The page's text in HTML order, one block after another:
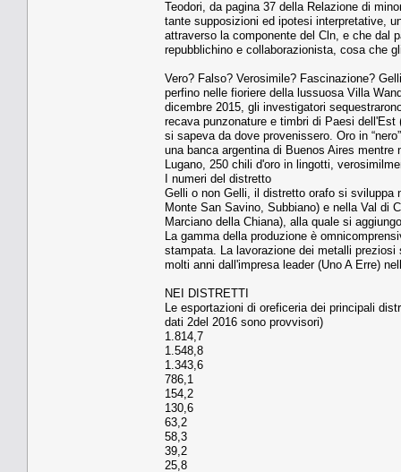
Teodori, da pagina 37 della Relazione di
tante supposizioni ed ipotesi interpretative,
attraverso la componente del Cln, e che dal
repubblichino e collaborazionista, cosa che
Vero? Falso? Verosimile? Fascinazione?
perfino nelle fioriere della lussuosa Villa
dicembre 2015, gli investigatori
recava punzonature e timbri di Paesi
si sapeva da dove provenissero. Oro in
una banca argentina di Buenos Aires
Lugano, 250 chili d'oro in lingotti,
I numeri del distretto
Gelli o non Gelli, il distretto orafo si sviluppa
Monte San Savino, Subbiano) e nella Val di
Marciano della Chiana), alla quale si
La gamma della produzione è
stampata. La lavorazione dei metalli
molti anni dall'impresa leader (Uno A Erre)
NEI DISTRETTI
Le esportazioni di oreficeria dei principali
dati 2del 2016 sono provvisori)
1.814,7
1.548,8
1.343,6
786,1
154,2
130,6
63,2
58,3
39,2
25,8